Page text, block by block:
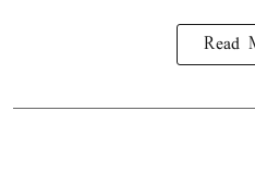
Read